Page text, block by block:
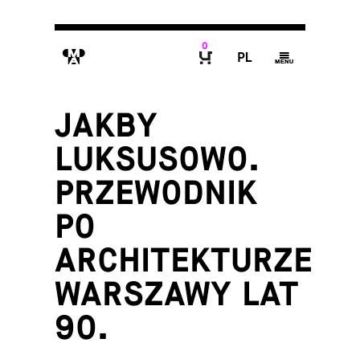
M
0
P g
JAKBY
LUKSUSOWO.
PRZEWODNIK
PO
ARCHITEKTURZE
WARSZAWY LAT
90.